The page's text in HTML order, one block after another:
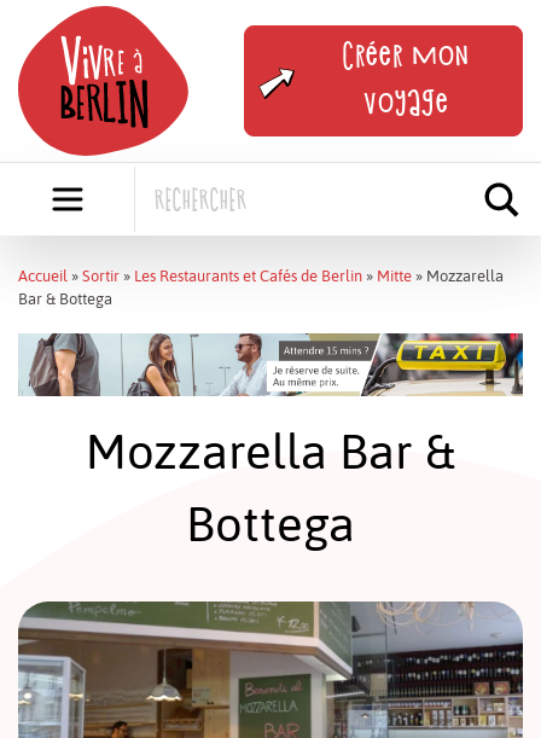
content
Créer mon
voyage
Accueil » Sortir » Les Restaurants et Cafés de Berlin » Mitte » Mozzarella
Bar & Bottega
Mozzarella Bar &
Bottega